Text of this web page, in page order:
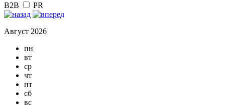
B2B PR
Август 2026
пн
вт
ср
чт
пт
сб
вс